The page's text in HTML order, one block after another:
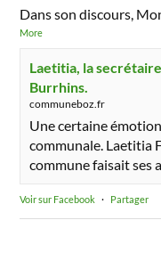
Dans son discours,
More
Laetitia, la
Burrhins.
communeboz.fr
Une certaine
communale. Laetitia
commune faisait ses
Voir sur Facebook · Partager